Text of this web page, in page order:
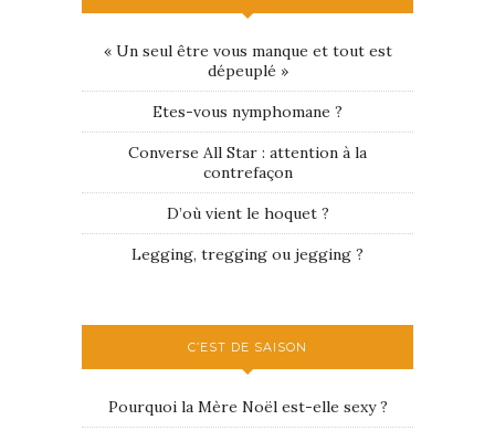
« Un seul être vous manque et tout est
dépeuplé »
Etes-vous nymphomane ?
Converse All Star : attention à la
contrefaçon
D’où vient le hoquet ?
Legging, tregging ou jegging ?
C’EST DE SAISON
Pourquoi la Mère Noël est-elle sexy ?